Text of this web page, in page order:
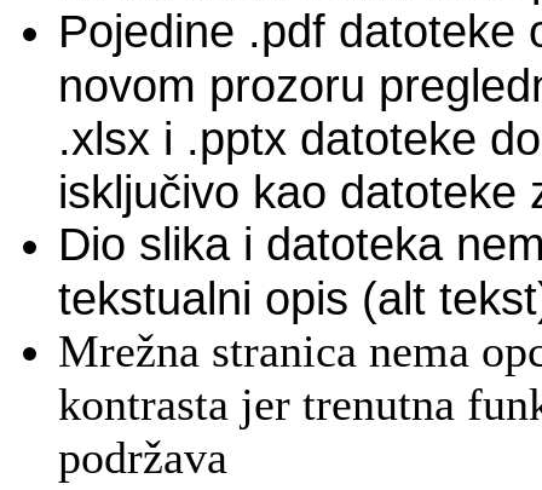
Pojedine .pdf datoteke
novom prozoru
.xlsx i .pptx datoteke
isključivo kao datoteke
Dio slika i datoteka
tekstualni opis (alt
Mrežna stranica nema
kontrasta jer trenutna
podržava